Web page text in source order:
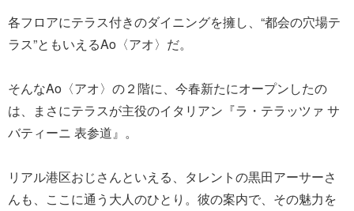
各フロアにテラス付きのダイニングを擁し、“都会の穴場テ
ラス”ともいえるAo〈アオ〉だ。
そんなAo〈アオ〉の２階に、今春新たにオープンしたの
は、まさにテラスが主役のイタリアン『ラ・テラッツァ サ
バティーニ 表参道』。
リアル港区おじさんといえる、タレントの黒田アーサーさ
んも、ここに通う大人のひとり。彼の案内で、その魅力を